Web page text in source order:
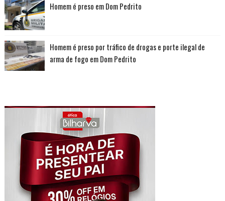
Homem é preso em Dom Pedrito
Homem é preso por tráfico de drogas e porte ilegal de
arma de fogo em Dom Pedrito